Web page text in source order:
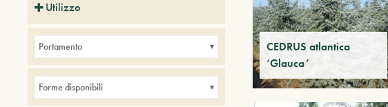
CEDRUS atlantica
‘Glauca’
Utilizzo
Piante ideali per bordure
Piante ideali per interni
Portamento
Forme disponibili